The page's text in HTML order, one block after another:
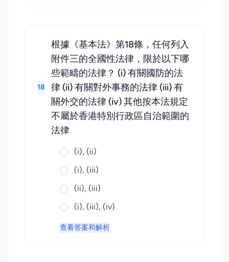
18
根據《基本法》第18條，任何列入
附件三的全國性法律，限於以下哪
些範疇的法律？ (i) 有關國防的法
律 (ii) 有關對外事務的法律 (iii) 有
關外交的法律 (iv) 其他按本法規定
不屬於香港特別行政區自治範圍的
法律
(i), (ii)
(i), (iii)
(ii), (iii)
(i), (iii), (iv)
查看答案和解析